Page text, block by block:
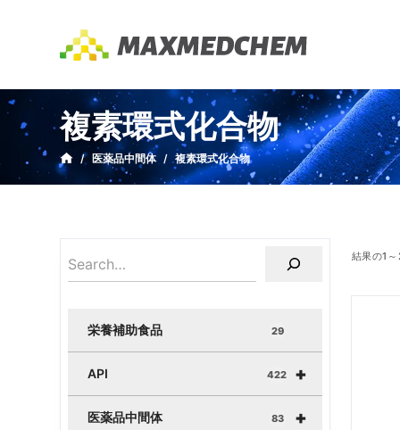
ン
へ
ス
キ
複素環式化合物
/ 医薬品中間体 / 複素環式化合物
結果の1
栄養補助食品 29
+
API 422
+
医薬品中間体 83